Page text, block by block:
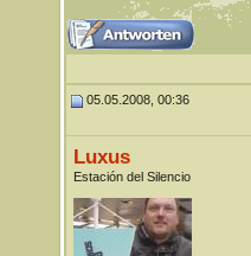
05.05.2008, 00:36
Luxus
Estación del Silencio